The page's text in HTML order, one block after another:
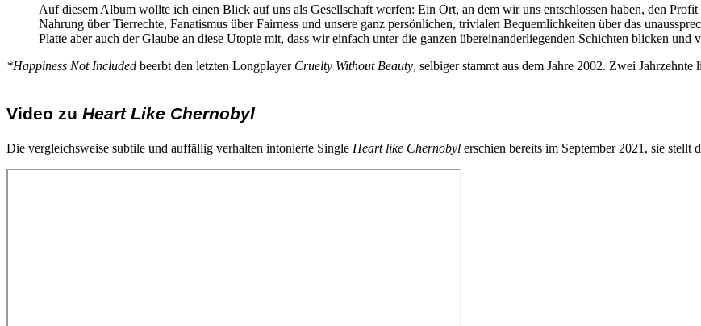
Auf diesem Album wollte ich einen Blick auf uns als Gesellschaft werfen: Ein Ort, an dem wir uns entschlossen haben, den
Nahrung über Tierrechte, Fanatismus über Fairness und unsere ganz persönlichen, trivialen Bequemlichkeiten über das
Platte aber auch der Glaube an diese Utopie mit, dass wir einfach unter die ganzen übereinanderliegenden Schichten blicken und
*Happiness Not Included beerbt den letzten Longplayer Cruelty Without Beauty, selbiger stammt aus dem Jahre 2002. Zwei
Video zu Heart Like Chernobyl
Die vergleichsweise subtile und auffällig verhalten intonierte Single Heart like Chernobyl erschien bereits im September 2021, sie stellt